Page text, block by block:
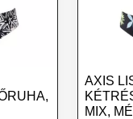
AXIS
MIX,